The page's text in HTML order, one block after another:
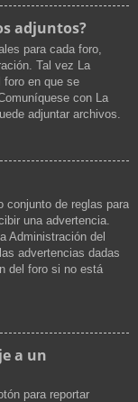
adjuntos?
para cada foro,
Tal vez La
foro en que se
con La
adjuntar archivos.
conjunto de reglas para
una advertencia.
Administración del
advertencias dadas
del foro si no está
a un
para reportar